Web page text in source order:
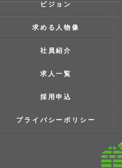
ビジョン
求める人物像
社員紹介
求人一覧
採用申込
プライバシーポリシー